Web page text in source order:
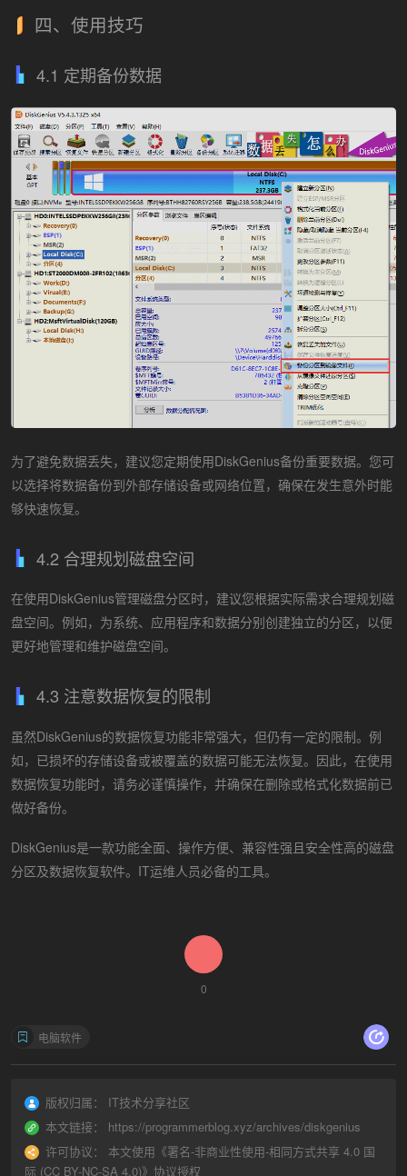
四、使用技巧
4.1 定期备份数据
为了避免数据丢失，建议您定期使用DiskGenius备份重要数据。您可
以选择将数据备份到外部存储设备或网络位置，确保在发生意外时能
够快速恢复。
4.2 合理规划磁盘空间
在使用DiskGenius管理磁盘分区时，建议您根据实际需求合理规划磁
盘空间。例如，为系统、应用程序和数据分别创建独立的分区，以便
更好地管理和维护磁盘空间。
4.3 注意数据恢复的限制
虽然DiskGenius的数据恢复功能非常强大，但仍有一定的限制。例
如，已损坏的存储设备或被覆盖的数据可能无法恢复。因此，在使用
数据恢复功能时，请务必谨慎操作，并确保在删除或格式化数据前已
做好备份。
DiskGenius是一款功能全面、操作方便、兼容性强且安全性高的磁盘
分区及数据恢复软件。IT运维人员必备的工具。
0
电脑软件
版权归属：
IT技术分享社区
本文链接：
https://programmerblog.xyz/archives/diskgenius
许可协议：
本文使用《署名-非商业性使用-相同方式共享 4.0 国
际 (CC BY-NC-SA 4.0)》协议授权